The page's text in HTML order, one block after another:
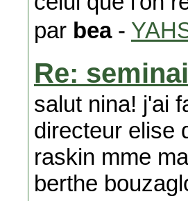
par bea-
Re:
salut nina! j'ai
directeur elise
raskin mme
berthe